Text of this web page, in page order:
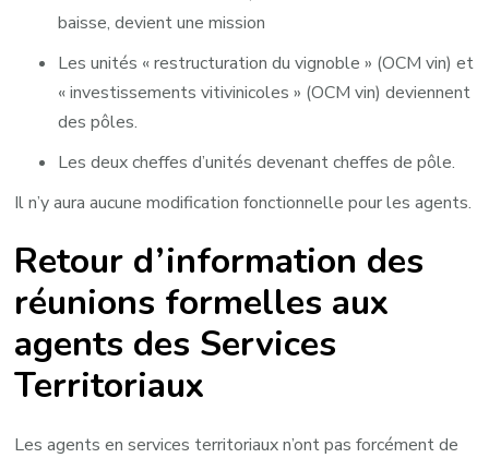
baisse, devient une mission
Les unités « restructuration du vignoble » (OCM vin) et
« investissements vitivinicoles » (OCM vin) deviennent
des pôles.
Les deux cheffes d’unités devenant cheffes de pôle.
Il n’y aura aucune modification fonctionnelle pour les agents.
Retour d’information des
réunions formelles aux
agents des Services
Territoriaux
Les agents en services territoriaux n’ont pas forcément de